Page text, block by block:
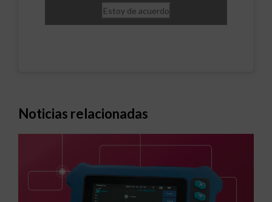
Estoy de acuerdo
Noticias relacionadas